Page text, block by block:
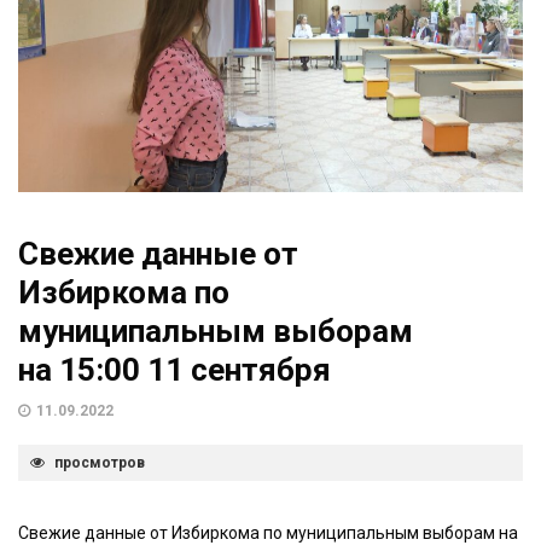
Свежие данные от
Избиркома по
муниципальным выборам
на 15:00 11 сентября
11.09.2022
просмотров
Свежие данные от Избиркома по муниципальным выборам на